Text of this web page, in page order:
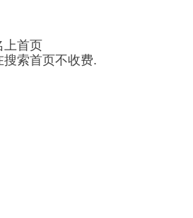
上首页
搜索首页不收费.